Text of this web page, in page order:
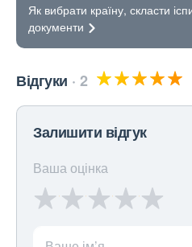
Як вибрати країну, скласти
документи
Відгуки 2
Залишити відгук
Ваша оцінка